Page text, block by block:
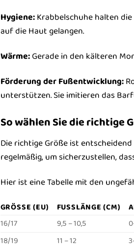
Hygiene:Krabbelschuhe halten
auf die Haut gelangen.
Wärme:Gerade in den kälteren
Förderung der Fußentwicklung:
unterstützen. Sie imitieren das
So wählen Sie die richtige
Die richtige Größe ist
regelmäßig, um sicherzustellen,
Hier ist eine Tabelle mit den
GRÖSSE (EU) FUSSLÄNGE (CM)
16/17
9,5 – 10,5
18/19
11 – 12